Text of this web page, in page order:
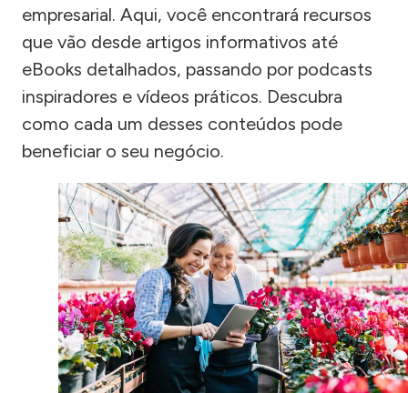
empresarial. Aqui, você encontrará recursos
que vão desde artigos informativos até
eBooks detalhados, passando por podcasts
inspiradores e vídeos práticos. Descubra
como cada um desses conteúdos pode
beneficiar o seu negócio.